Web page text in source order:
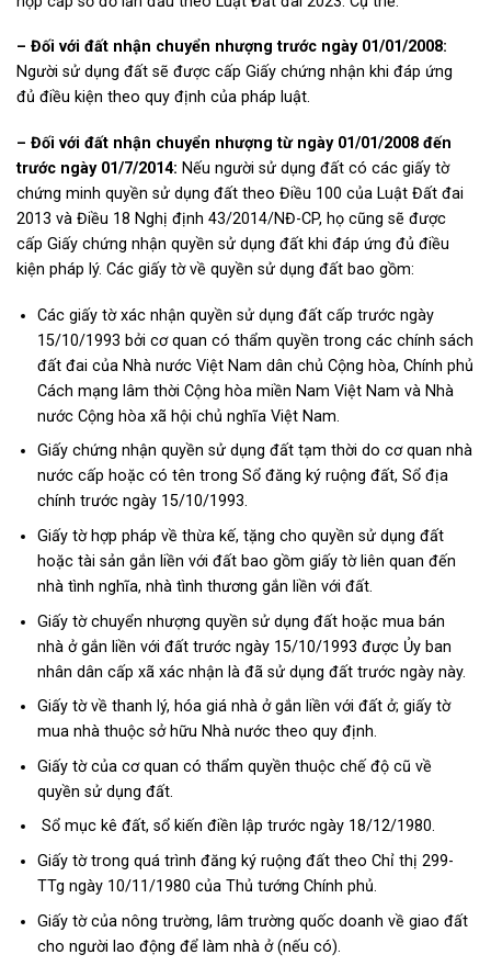
– Đối với đất nhận chuyển nhượng trước ngày 01/01/2008:
Người sử dụng đất sẽ được cấp Giấy chứng nhận khi đáp ứng
đủ điều kiện theo quy định của pháp luật.
– Đối với đất nhận chuyển nhượng từ ngày 01/01/2008 đến
trước ngày 01/7/2014: Nếu người sử dụng đất có các giấy tờ
chứng minh quyền sử dụng đất theo Điều 100 của Luật Đất đai
2013 và Điều 18 Nghị định 43/2014/NĐ-CP, họ cũng sẽ được
cấp Giấy chứng nhận quyền sử dụng đất khi đáp ứng đủ điều
kiện pháp lý. Các giấy tờ về quyền sử dụng đất bao gồm:
Các giấy tờ xác nhận quyền sử dụng đất cấp trước ngày
15/10/1993 bởi cơ quan có thẩm quyền trong các chính sách
đất đai của Nhà nước Việt Nam dân chủ Cộng hòa, Chính phủ
Cách mạng lâm thời Cộng hòa miền Nam Việt Nam và Nhà
nước Cộng hòa xã hội chủ nghĩa Việt Nam.
Giấy chứng nhận quyền sử dụng đất tạm thời do cơ quan nhà
nước cấp hoặc có tên trong Sổ đăng ký ruộng đất, Sổ địa
chính trước ngày 15/10/1993.
Giấy tờ hợp pháp về thừa kế, tặng cho quyền sử dụng đất
hoặc tài sản gắn liền với đất bao gồm giấy tờ liên quan đến
nhà tình nghĩa, nhà tình thương gắn liền với đất.
Giấy tờ chuyển nhượng quyền sử dụng đất hoặc mua bán
nhà ở gắn liền với đất trước ngày 15/10/1993 được Ủy ban
nhân dân cấp xã xác nhận là đã sử dụng đất trước ngày này.
Giấy tờ về thanh lý, hóa giá nhà ở gắn liền với đất ở; giấy tờ
mua nhà thuộc sở hữu Nhà nước theo quy định.
Giấy tờ của cơ quan có thẩm quyền thuộc chế độ cũ về
quyền sử dụng đất.
Sổ mục kê đất, sổ kiến điền lập trước ngày 18/12/1980.
Giấy tờ trong quá trình đăng ký ruộng đất theo Chỉ thị 299-
TTg ngày 10/11/1980 của Thủ tướng Chính phủ.
Giấy tờ của nông trường, lâm trường quốc doanh về giao đất
cho người lao động để làm nhà ở (nếu có).